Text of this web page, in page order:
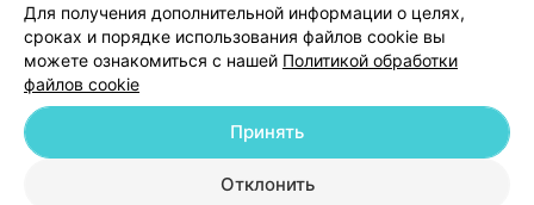
© 2026 ООО «Артокс Лаб», УНП 191700409
| 220012, Республика Беларусь,
Для получения дополнительной информации о целях,
сроках и порядке использования файлов cookie вы
можете ознакомиться с нашей Политикой обработки
файлов cookie
Отклонить
Принять